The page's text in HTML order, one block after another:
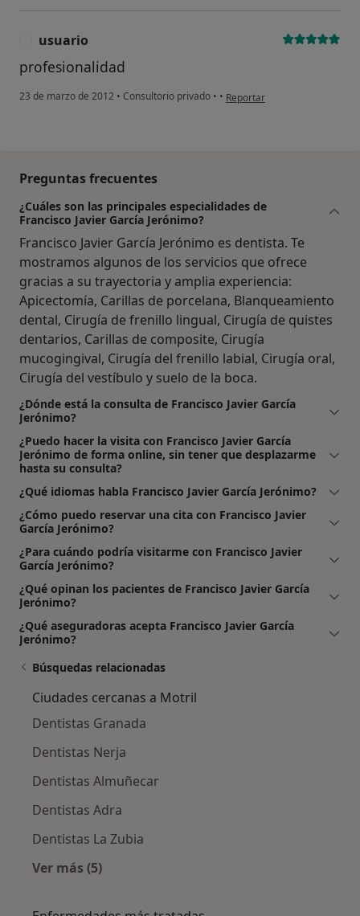
usuario
profesionalidad
23 de marzo de 2012 • Consultorio privado • • en opinión del usuario usuario
Reportar
Preguntas frecuentes
¿Cuáles son las principales especialidades de
Francisco Javier García Jerónimo?
Francisco Javier García Jerónimo es dentista. Te
mostramos algunos de los servicios que ofrece
gracias a su trayectoria y amplia experiencia:
Apicectomía, Carillas de porcelana, Blanqueamiento
dental, Cirugía de frenillo lingual, Cirugía de quistes
dentarios, Carillas de composite, Cirugía
mucogingival, Cirugía del frenillo labial, Cirugía oral,
Cirugía del vestíbulo y suelo de la boca.
¿Dónde está la consulta de Francisco Javier García
Jerónimo?
¿Puedo hacer la visita con Francisco Javier García
Jerónimo de forma online, sin tener que desplazarme
hasta su consulta?
¿Qué idiomas habla Francisco Javier García Jerónimo?
¿Cómo puedo reservar una cita con Francisco Javier
García Jerónimo?
¿Para cuándo podría visitarme con Francisco Javier
García Jerónimo?
¿Qué opinan los pacientes de Francisco Javier García
Jerónimo?
¿Qué aseguradoras acepta Francisco Javier García
Jerónimo?
Búsquedas relacionadas
Ciudades cercanas a Motril
Dentistas Granada
Dentistas Nerja
Dentistas Almuñecar
Dentistas Adra
Dentistas La Zubia
Ver más (5)